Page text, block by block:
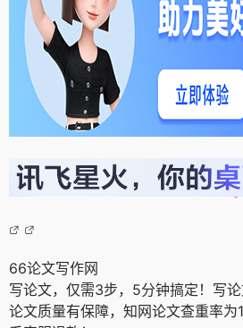
66论文写作网
写论文，仅需3步，5分钟搞定！写论
论文质量有保障，知网论文查重率为